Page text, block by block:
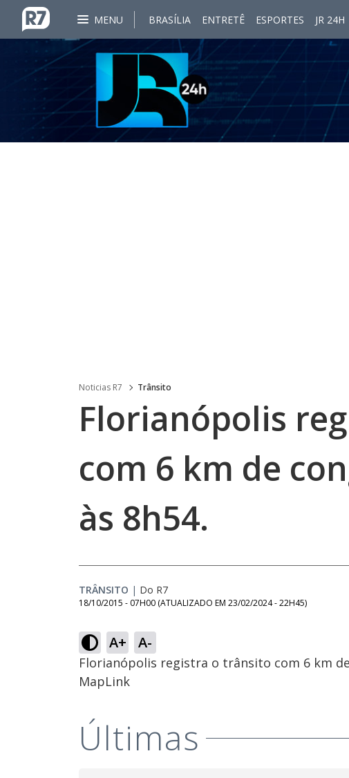
MENU BRASÍLIA ENTRETÊ ESPORTES JR 24H
Noticias R7 Trânsito
Florianópolis
com 6 km de
às 8h54.
TRÂNSITO | Do R7
18/10/2015 - 07H00 (ATUALIZADO EM 23/02/2024 - 22H45)
A+ A-
Florianópolis registra o trânsito com 6 km
MapLink
Últimas